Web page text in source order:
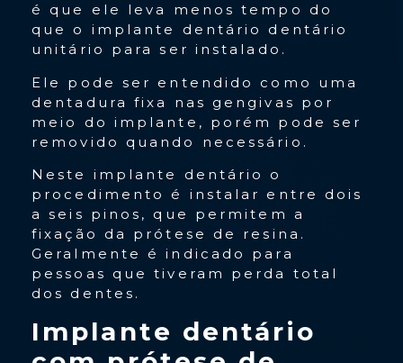
é que ele leva menos tempo do
que o implante dentário dentário
unitário para ser instalado.
Ele pode ser entendido como uma
dentadura fixa nas gengivas por
meio do implante, porém pode ser
removido quando necessário.
Neste implante dentário o
procedimento é instalar entre dois
a seis pinos, que permitem a
fixação da prótese de resina.
Geralmente é indicado para
pessoas que tiveram perda total
dos dentes.
Implante dentário